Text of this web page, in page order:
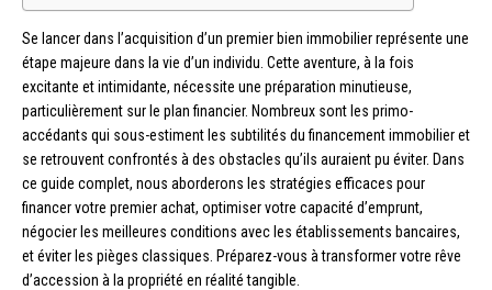
Se lancer dans l’acquisition d’un premier bien immobilier représente une
étape majeure dans la vie d’un individu. Cette aventure, à la fois
excitante et intimidante, nécessite une préparation minutieuse,
particulièrement sur le plan financier. Nombreux sont les primo-
accédants qui sous-estiment les subtilités du financement immobilier et
se retrouvent confrontés à des obstacles qu’ils auraient pu éviter. Dans
ce guide complet, nous aborderons les stratégies efficaces pour
financer votre premier achat, optimiser votre capacité d’emprunt,
négocier les meilleures conditions avec les établissements bancaires,
et éviter les pièges classiques. Préparez-vous à transformer votre rêve
d’accession à la propriété en réalité tangible.